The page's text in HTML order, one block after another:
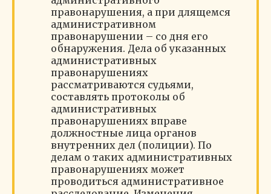
правонарушения, а при длящемся
административном
правонарушении – со дня его
обнаружения. Дела об указанных
административных
правонарушениях
рассматриваются судьями,
составлять протоколы об
административных
правонарушениях вправе
должностные лица органов
внутренних дел (полиции). По
делам о таких административных
правонарушениях может
проводиться административное